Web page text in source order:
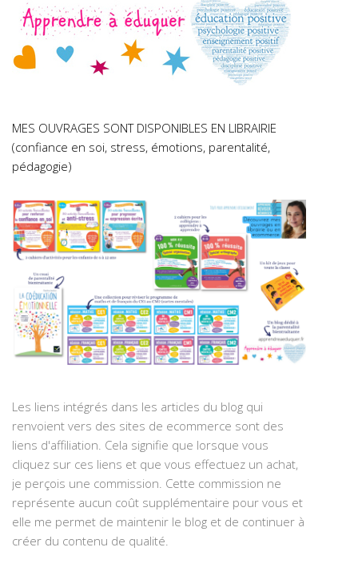
MES OUVRAGES SONT DISPONIBLES EN LIBRAIRIE
(confiance en soi, stress, émotions, parentalité,
pédagogie)
Les liens intégrés dans les articles du blog qui
renvoient vers des sites de ecommerce sont des
liens d'affiliation. Cela signifie que lorsque vous
cliquez sur ces liens et que vous effectuez un achat,
je perçois une commission. Cette commission ne
représente aucun coût supplémentaire pour vous et
elle me permet de maintenir le blog et de continuer à
créer du contenu de qualité.